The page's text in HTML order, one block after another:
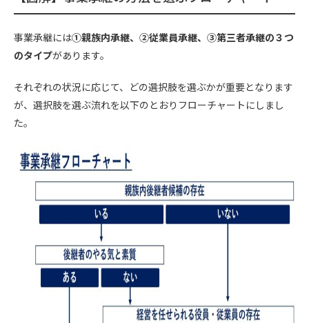
事業承継には①親族内承継、②従業員承継、③第三者承継の３つ
のタイプがあります。
それぞれの状況に応じて、どの選択肢を選ぶかが重要となります
が、選択肢を選ぶ流れを以下のとおりフローチャートにしまし
た。